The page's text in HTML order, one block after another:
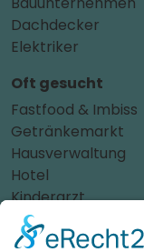
Dachdecker
Elektriker
Oft gesucht
Fastfood & Imbiss
Getränkemarkt
Hausverwaltung
Hotel
Kinderarzt
Personalvermittler
Weitere